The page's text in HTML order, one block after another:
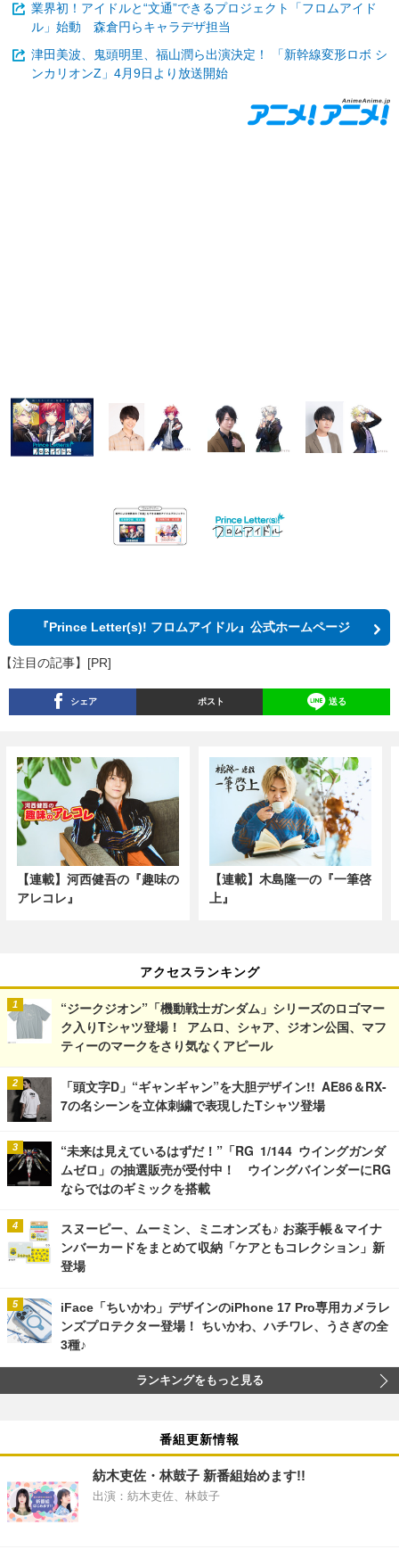
業界初！アイドルと“文通”できるプロジェクト「フロムアイド
ル」始動 森倉円らキャラデザ担当
津田美波、鬼頭明里、福山潤ら出演決定！ 「新幹線変形ロボ シ
ンカリオンZ」4月9日より放送開始
『Prince Letter(s)! フロムアイドル』公式ホームページ
【注目の記事】[PR]
シェア ポスト 送る
【連載】河西健吾の『趣味の
アレコレ』
【連載】木島隆一の『一筆啓
上』
アクセスランキング
“ジークジオン”「機動戦士ガンダム」シリーズのロゴマー
ク入りTシャツ登場！ アムロ、シャア、ジオン公国、マフ
ティーのマークをさり気なくアピール
「頭文字D」“ギャンギャン”を大胆デザイン!! AE86＆RX-
7の名シーンを立体刺繍で表現したTシャツ登場
“未来は見えているはずだ！”「RG 1/144 ウイングガンダ
ムゼロ」の抽選販売が受付中！ ウイングバインダーにRG
ならではのギミックを搭載
スヌーピー、ムーミン、ミニオンズも♪ お薬手帳＆マイナ
ンバーカードをまとめて収納「ケアともコレクション」新
登場
iFace「ちいかわ」デザインのiPhone 17 Pro専用カメラレ
ンズプロテクター登場！ ちいかわ、ハチワレ、うさぎの全
3種♪
ランキングをもっと見る
番組更新情報
紡木吏佐・林鼓子 新番組始めます!!
出演：紡木吏佐、林鼓子